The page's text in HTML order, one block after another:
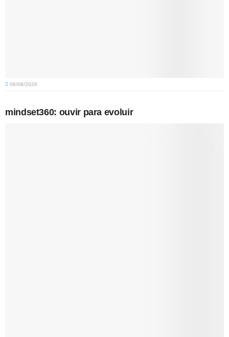
06/08/2026
mindset360: ouvir para evoluir